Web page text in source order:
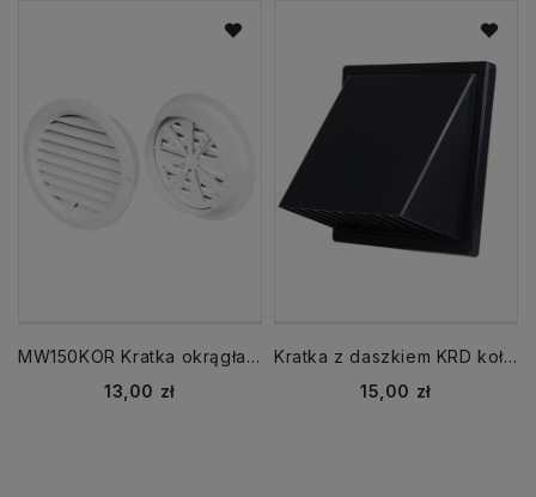
MW150KOR Kratka okrągła z żaluzją fi 150 biała
Cena
13,00 zł
Kratka z daszkiem KRD kołnierz fi 100 grafit czerpnia wyrzutnia
Cena
15,00 zł